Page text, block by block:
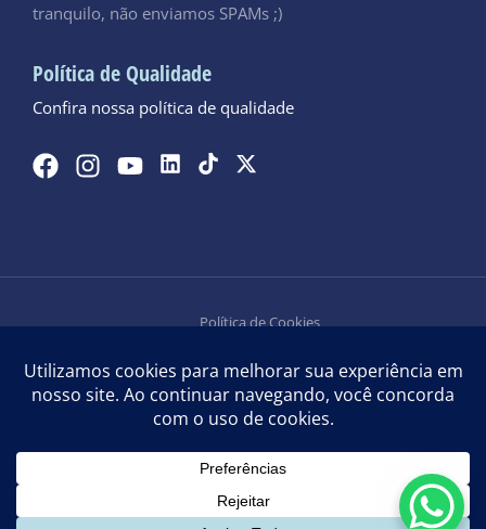
tranquilo, não enviamos SPAMs ;)
Política de Qualidade
Confira nossa política de qualidade
Aqua Plastic Brasil Import. Export. Ltda. – CNPJ: 33.044.909/0001-
Política de Cookies
Política de Privacidade